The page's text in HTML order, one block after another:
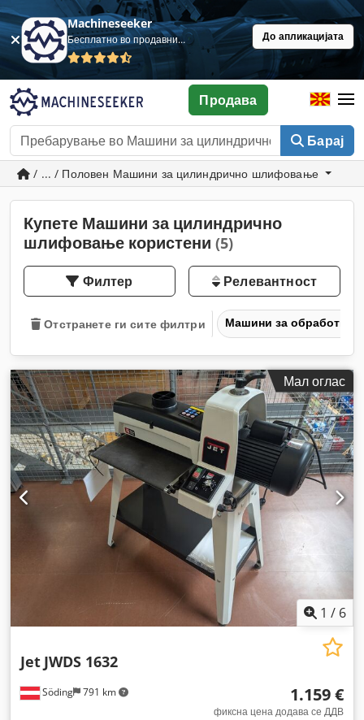
Machineseeker
Бесплатно во продавница До апликацијата
Барај
Продава
/ ... / Половен Машини за цилиндрично шлифовање
Купете Машини за цилиндрично
шлифовање користени (5)
Филтер Релевантност
Отстранете ги сите филтри Машини за обработка
Мал оглас
1 / 6
Söding 791 km
Jet JWDS 1632
1.159 €
фиксна цена додава се ДДВ